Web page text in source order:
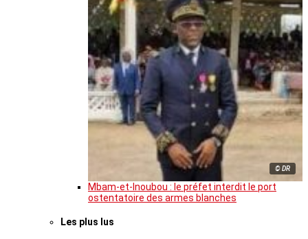
© DR
Mbam-et-Inoubou : le préfet interdit le port
ostentatoire des armes blanches
Les plus lus